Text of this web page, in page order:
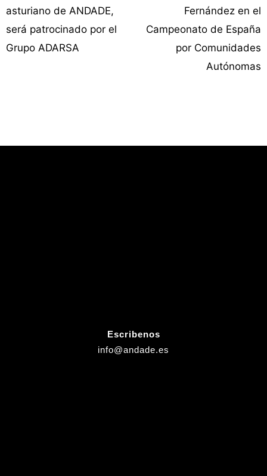
asturiano de ANDADE,
será patrocinado por el
Grupo ADARSA
Fernández en el
Campeonato de España
por Comunidades
Autónomas
Escribenos
info@andade.es